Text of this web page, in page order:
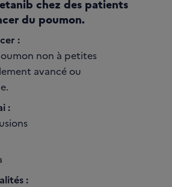
chez des patients
du poumon.
:
non à petites
avancé ou
:
: